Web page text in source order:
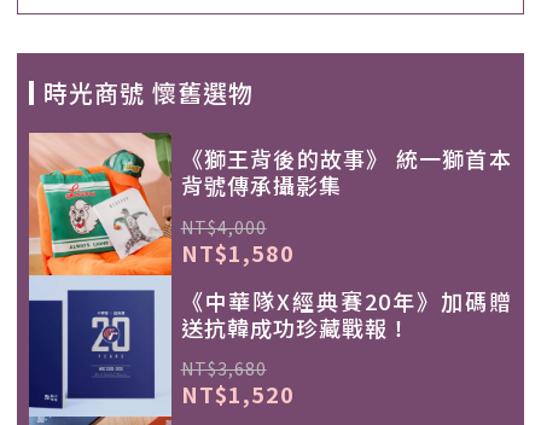
時光商號 懷舊選物
《獅王背後的故事》 統一獅首本
背號傳承攝影集
NT$4,000
NT$1,580
《中華隊X經典賽20年》加碼贈
送抗韓成功珍藏戰報！
NT$3,680
NT$1,520